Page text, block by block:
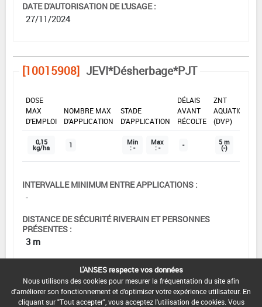
DATE D'AUTORISATION DE L'USAGE :
27/11/2024
[10015908] JEVI*Désherbage*PJT
DOSE
MAX
D'EMPLOI
NOMBRE MAX
D'APPLICATION
STADE
D'APPLICATION
DÉLAIS
AVANT
RÉCOLTE
ZNT
AQUATIQUE
(DVP)
0,15
kg/ha 1 Min
: -
Max
: - - 5 m
(-)
INTERVALLE MINIMUM ENTRE APPLICATIONS :
-
DISTANCE DE SÉCURITÉ RIVERAIN ET PERSONNES
PRÉSENTES :
3 m
DATE D'AUTORISATION DE L'USAGE :
27/11/2024
L'ANSES respecte vos données
Nous utilisons des cookies pour mesurer la fréquentation du site afin
d'améliorer son fonctionnement et d'optimiser votre expérience utilisateur. En
cliquant sur "Tout accepter", vous acceptez l'utilisation de cookies. Vous